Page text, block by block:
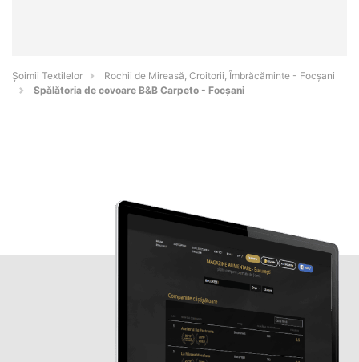
Șoimii Textilelor
Rochii de Mireasă, Croitorii, Îmbrăcăminte - Focşani
Spălătoria de covoare B&B Carpeto - Focșani